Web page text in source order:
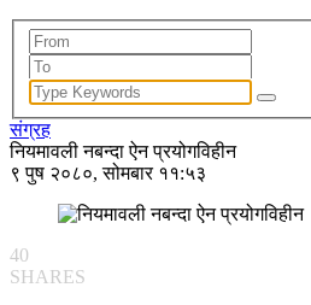
संग्रह
नियमावली नबन्दा ऐन प्रयोगविहीन
९ पुष २०८०, सोमबार ११:५३
40
SHARES